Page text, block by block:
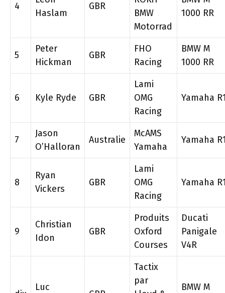
4
Haslam
GBR
BMW
Motorrad
1000 RR
5
Peter
Hickman
GBR
FHO
Racing
BMW M
1000 RR
6 Kyle Ryde GBR
Lami
OMG
Racing
Yamaha
7
Jason
O’Halloran
Australie
McAMS
Yamaha
Yamaha
8
Ryan
Vickers
GBR
Lami
OMG
Racing
Yamaha
9
Christian
Idon
GBR
Produits
Oxford
Courses
Ducati
Panigale
V4R
Luc
Tactix
par
BMW M